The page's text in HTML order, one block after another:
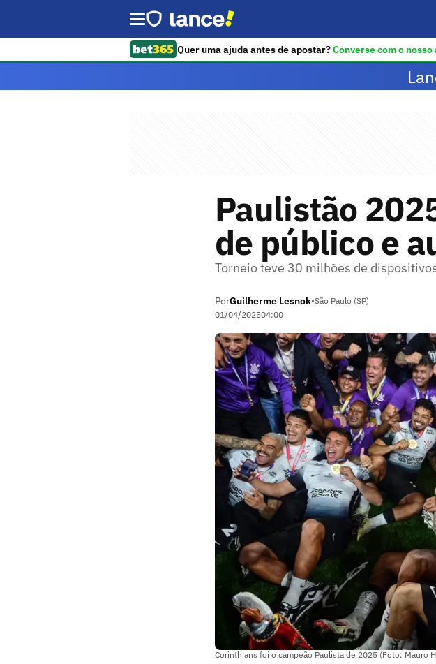
Quer uma ajuda antes de apostar?Converse com o
Paulistão
de público e
Torneio teve 30 milhões de
PorGuilherme Lesnok•São Paulo (SP)
01/04/202504:00
Corinthians foi o campeão Paulista de 2025 (Foto: Mauro